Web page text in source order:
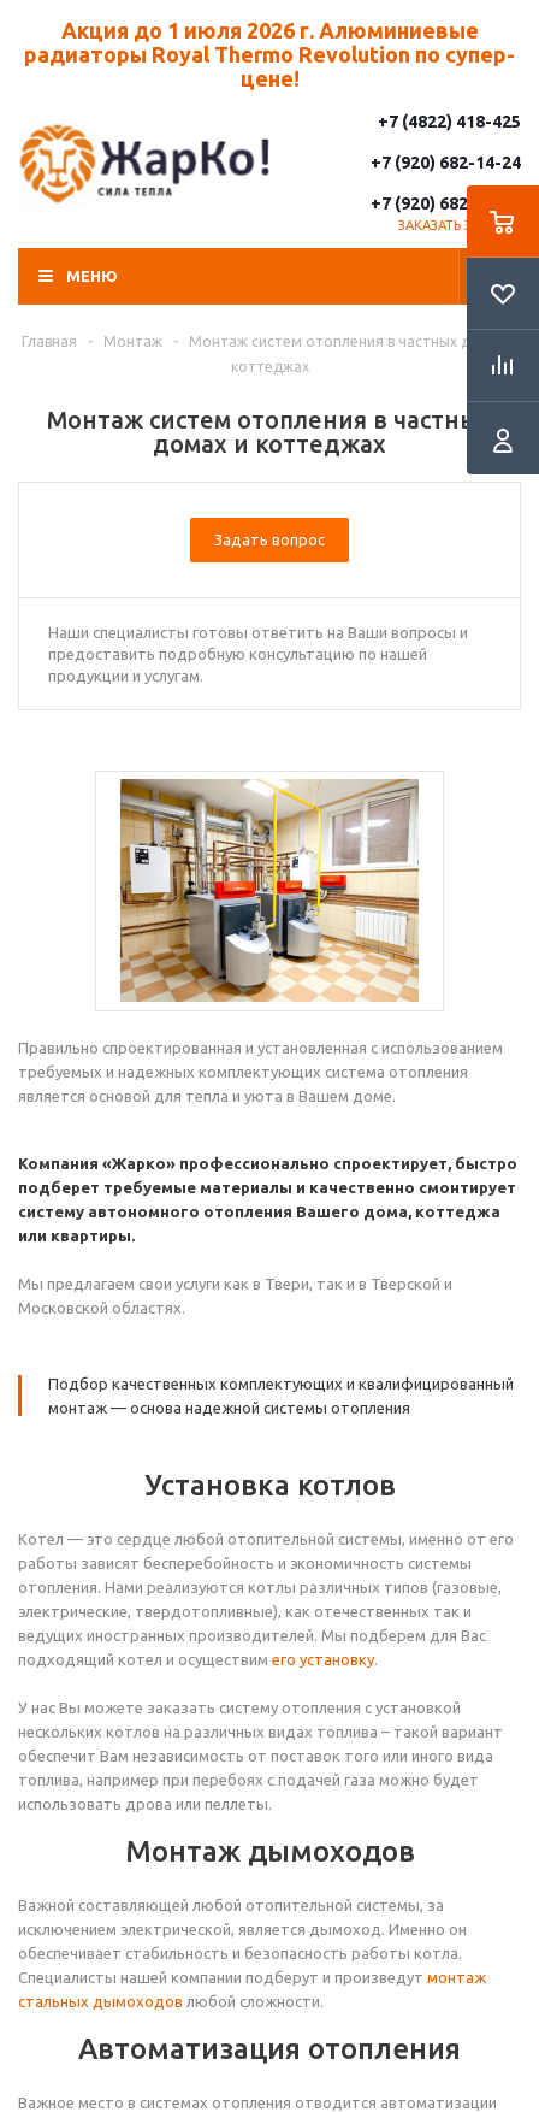
Акция до 1 июля 2026 г. Алюминиевые
радиаторы Royal Thermo Revolution по супер-
цене!
+7 (4822) 418-425
+7 (920) 682-14-24
+7 (920) 682-14-25
ЗАКАЗАТЬ ЗВОНОК
МЕНЮ
Главная - Монтаж -
Монтаж систем отопления в частных домах и
коттеджах
Монтаж систем отопления в частных
домах и коттеджах
Задать вопрос
Наши специалисты готовы ответить на Ваши вопросы и
предоставить подробную консультацию по нашей
продукции и услугам.
Правильно спроектированная и установленная с использованием
требуемых и надежных комплектующих система отопления
является основой для тепла и уюта в Вашем доме.
Компания «Жарко» профессионально спроектирует, быстро
подберет требуемые материалы и качественно смонтирует
систему автономного отопления Вашего дома, коттеджа
или квартиры.
Мы предлагаем свои услуги как в Твери, так и в Тверской и
Московской областях.
Подбор качественных комплектующих и квалифицированный
монтаж — основа надежной системы отопления
Установка котлов
Котел — это сердце любой отопительной системы, именно от его
работы зависят бесперебойность и экономичность системы
отопления. Нами реализуются котлы различных типов (газовые,
электрические, твердотопливные), как отечественных так и
ведущих иностранных производителей. Мы подберем для Вас
подходящий котел и осуществим его установку.
У нас Вы можете заказать систему отопления с установкой
нескольких котлов на различных видах топлива – такой вариант
обеспечит Вам независимость от поставок того или иного вида
топлива, например при перебоях с подачей газа можно будет
использовать дрова или пеллеты.
Монтаж дымоходов
Важной составляющей любой отопительной системы, за
исключением электрической, является дымоход. Именно он
обеспечивает стабильность и безопасность работы котла.
Специалисты нашей компании подберут и произведут монтаж
стальных дымоходов любой сложности.
Автоматизация отопления
Важное место в системах отопления отводится автоматизации